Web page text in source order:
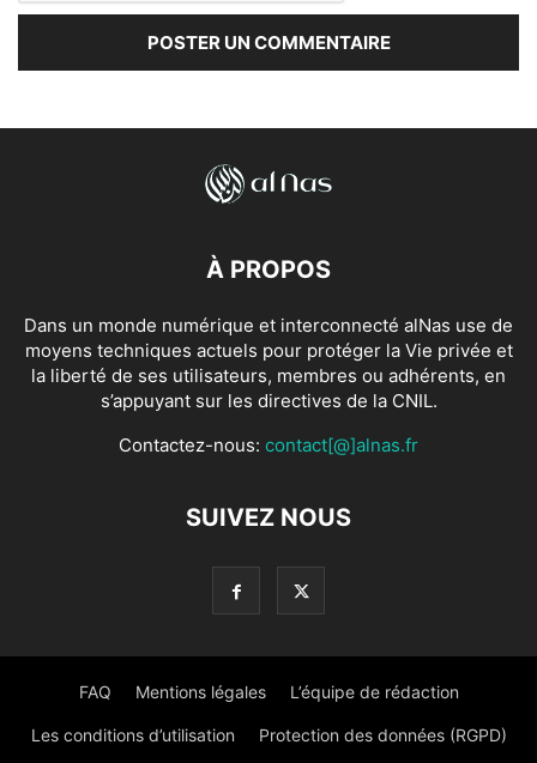
À PROPOS
Dans un monde numérique et interconnecté alNas use de
moyens techniques actuels pour protéger la Vie privée et
la liberté de ses utilisateurs, membres ou adhérents, en
s’appuyant sur les directives de la CNIL.
Contactez-nous: contact[@]alnas.fr
SUIVEZ NOUS
FAQ Mentions légales L’équipe de rédaction
Les conditions d’utilisation Protection des données (RGPD)